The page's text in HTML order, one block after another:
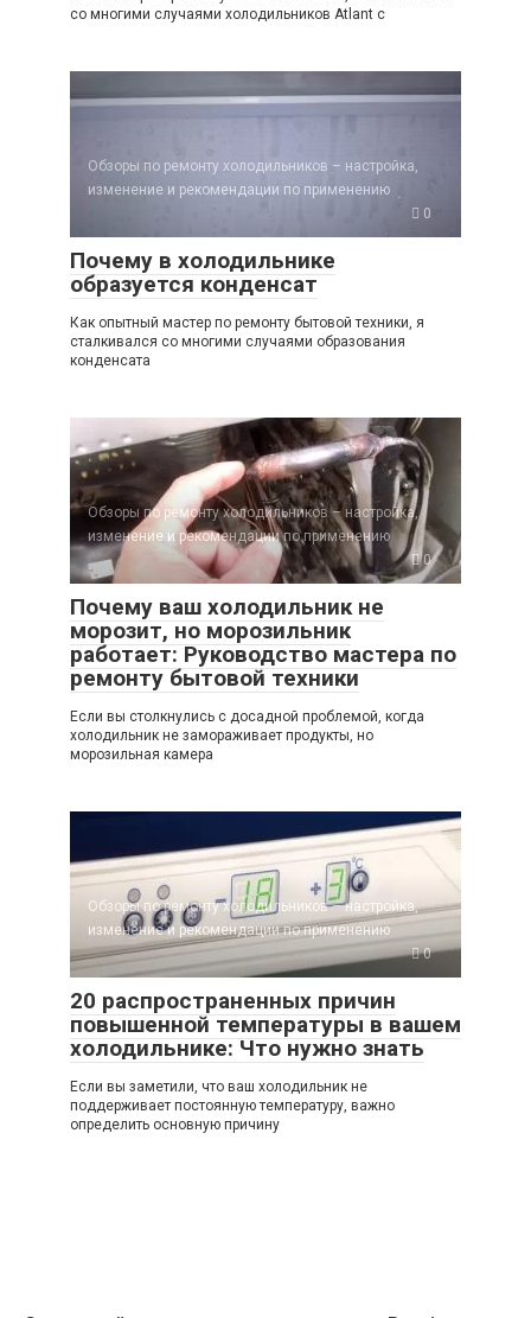
со многими случаями холодильников Atlant с
Обзоры по ремонту холодильников – настройка,
изменение и рекомендации по применению
0
Почему в холодильнике
образуется конденсат
Как опытный мастер по ремонту бытовой техники, я
сталкивался со многими случаями образования
конденсата
Обзоры по ремонту холодильников – настройка,
изменение и рекомендации по применению
0
Почему ваш холодильник не
морозит, но морозильник
работает: Руководство мастера по
ремонту бытовой техники
Если вы столкнулись с досадной проблемой, когда
холодильник не замораживает продукты, но
морозильная камера
Обзоры по ремонту холодильников – настройка,
изменение и рекомендации по применению
0
20 распространенных причин
повышенной температуры в вашем
холодильнике: Что нужно знать
Если вы заметили, что ваш холодильник не
поддерживает постоянную температуру, важно
определить основную причину